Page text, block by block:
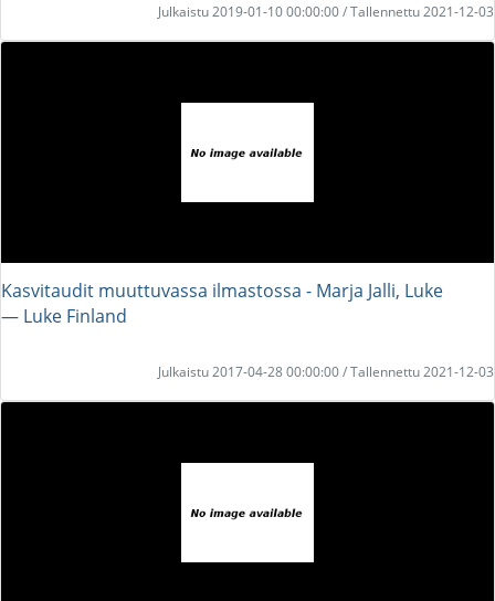
Julkaistu 2019-01-10 00:00:00 / Tallennettu 2021-12-03
Kasvitaudit muuttuvassa ilmastossa - Marja Jalli, Luke
― Luke Finland
Julkaistu 2017-04-28 00:00:00 / Tallennettu 2021-12-03